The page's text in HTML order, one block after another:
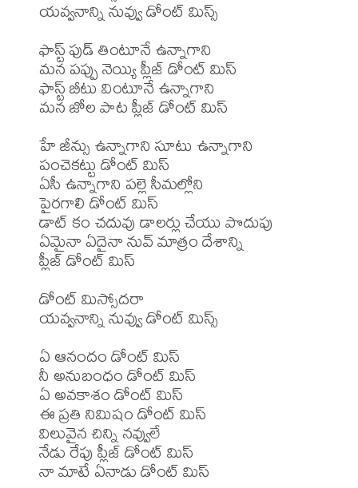
యవ్వనాన్ని నువ్వు డోంట్ మిస్స్
ఫాస్ట్ ఫుడ్ తింటూనే ఉన్నాగాని
మన పప్పు నెయ్యి ప్లీజ్ డోంట్ మిస్
ఫాస్ట్ బీటు వింటూనే ఉన్నాగాని
మన జోల పాట ప్లీజ్ డోంట్ మిస్
హే జీన్సు ఉన్నాగాని సూటు ఉన్నాగాని
పంచెకట్టు డోంట్ మిస్
ఏసీ ఉన్నాగాని పల్లె సీమల్లోని
పైరగాలి డోంట్ మిస్
డాట్ కం చదువు డాలర్లు చేయు పొదుపు
ఏమైనా ఏదైనా నువ్ మాత్రం దేశాన్ని
ప్లీజ్ డోంట్ మిస్
డోంట్ మిస్సోదరా
యవ్వనాన్ని నువ్వు డోంట్ మిస్స్
ఏ ఆనందం డోంట్ మిస్
నీ అనుబంధం డోంట్ మిస్
ఏ అవకాశం డోంట్ మిస్
ఈ ప్రతి నిమిషం డోంట్ మిస్
విలువైన చిన్ని నవ్వులే
నేడు రేపు ప్లీజ్ డోంట్ మిస్
నా మాటే ఏనాడు డోంట్ మిస్